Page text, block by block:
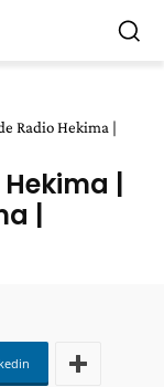
Radio Hekima |
|
|